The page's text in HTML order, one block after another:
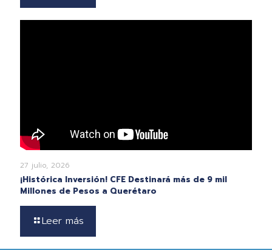
27 julio, 2026
¡Histórica Inversión! CFE Destinará más de 9 mil
Millones de Pesos a Querétaro
Leer más